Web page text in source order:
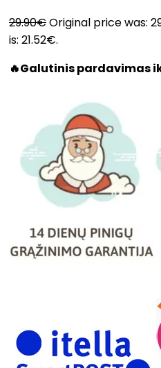
29.90€Original price was:
is: 21.52€.
🔥Galutinis pardavimas